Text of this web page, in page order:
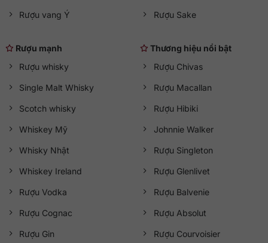
Rượu vang Ý Rượu Sake
Rượu mạnh
Rượu whisky
Single Malt Whisky
Scotch whisky
Whiskey Mỹ
Whisky Nhật
Whiskey Ireland
Rượu Vodka
Rượu Cognac
Rượu Gin
Thương hiệu nổi bật
Rượu Chivas
Rượu Macallan
Rượu Hibiki
Johnnie Walker
Rượu Singleton
Rượu Glenlivet
Rượu Balvenie
Rượu Absolut
Rượu Courvoisier